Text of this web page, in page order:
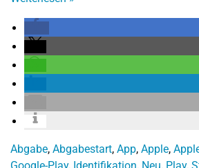
Abgabe, Abgabestart, App, Apple,